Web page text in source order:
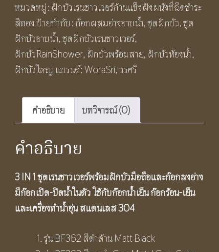
1
ชุด
เรน
ชาว
เวอร์
ฝักบัว
มือ
ถือ
และ
ลง
อ่าง
มี
หมวดหมู่: ฝักบัวเรนชาวเวอร์ก้านแข็งฝังผนังที่ฉีดชำระ
สีทอง ป้ายกำกับ:ก๊อกผสมอ่างอาบน้ำ,ชุดฝักบัว,ชุด
ฝักบัวอาบน้ำ,ชุดฝักบัวเรนชาวเวอร์,
ฝักบัวRainShower, ฝักบัวพร้อมสาย, ฝักบัวห้องน้ำ,
ฝักบัวใหญ่ แบรนด์:WoraSri,วรศรี
คำอธิบาย บทวิจารณ์ (0)
คำอธิบาย
3 IN 1 ชุดเรนชาวเวอร์พร้อมฝักบัวมือถือและก๊อกลงอ่าง
มีก๊อกเปิด-ปิดน้ำในตัว ใช้กับก๊อกน้ำเย็น ก๊อกร้อน-เย็น
และเครื่องทำน้ำอุ่น สแตนเลส 304
รุ่น BF362 สีดำด้าน Matt Black